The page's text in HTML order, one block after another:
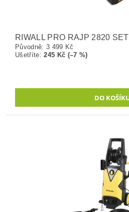
RIWALL PRO RAJP 2820 SET
Původně: 3 499 Kč
Ušetříte:245 Kč (–7 %)